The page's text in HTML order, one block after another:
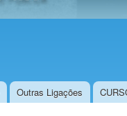
Outras Ligações